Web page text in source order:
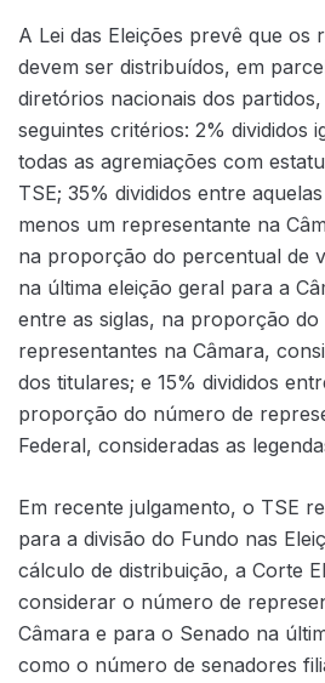
A Lei das Eleições prevê que os
devem ser distribuídos, em
diretórios nacionais dos
seguintes critérios: 2% divididos
todas as agremiações com
TSE; 35% divididos entre
menos um representante na
na proporção do percentual de
na última eleição geral para a
entre as siglas, na proporção do
representantes na Câmara,
dos titulares; e 15% divididos
proporção do número de
Federal, consideradas as
Em recente julgamento, o TSE
para a divisão do Fundo nas
cálculo de distribuição, a Corte
considerar o número de
Câmara e para o Senado na
como o número de senadores